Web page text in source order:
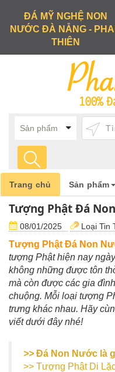
ĐÁ MỸ NGHỆ NON
NƯỚC ĐÀ NẴNG -
THIÊN
Trang chủ Sản phẩm
Tượng Phật Đá
08/01/2025 Loại Tin
Tượng Phật Đá Non
tượng Phật hiện nay
không những được tôn
mà còn được các gia
chuộng. Mỗi loại tượng
trưng khác nhau. Hãy
viết dưới đây nhé!
>> Đá Non Nước là
>> Tượng Phật Di